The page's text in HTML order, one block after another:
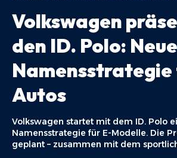
Volkswagen
den ID. Polo: Neue
Namensstrategie
Autos
Volkswagen startet mit dem ID. Polo
Namensstrategie für E-Modelle. Die
geplant – zusammen mit dem